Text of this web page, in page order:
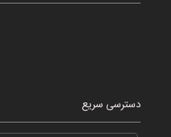
دسترسی سریع